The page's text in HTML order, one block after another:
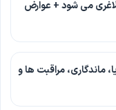
می شود + عوارض
ماندگاری، مراقبت ها و